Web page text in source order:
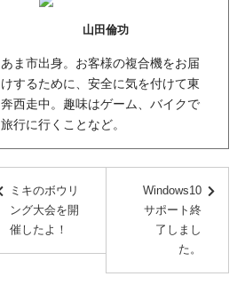
山田倫功
あま市出身。お客様の複合機をお届
けするために、安全に気を付けて東
奔西走中。趣味はゲーム、バイクで
旅行に行くことなど。
ミキのボウリ
ング大会を開
催したよ！
Windows10
サポート終
了しまし
た。